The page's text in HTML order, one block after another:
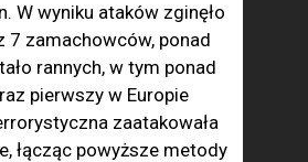
W wyniku ataków zginęło
7 zamachowców, ponad
rannych, w tym ponad
pierwszy w Europie
zaatakowała
łącząc powyższe metody